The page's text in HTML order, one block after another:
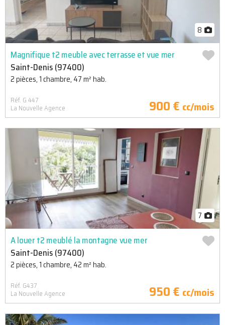
8
Magnifique t2 meuble avec terrasse et vue mer
Saint-Denis (97400)
2 pièces, 1 chambre, 47 m² hab.
Réf. G 447
La Nouvelle Agence 900 € cc/mois
7
A louer t2 meublé la montagne vue mer
Saint-Denis (97400)
2 pièces, 1 chambre, 42 m² hab.
Réf. G437
La Nouvelle Agence 950 € cc/mois